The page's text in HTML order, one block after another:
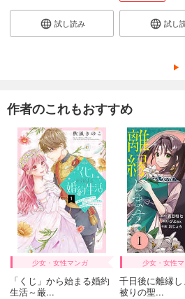
試し読み 試し
作者のこれもおすすめ
少女・女性マンガ
「くじ」から始まる婚約
生活～厳...
少女・女性
千日後に離縁
被りの聖...